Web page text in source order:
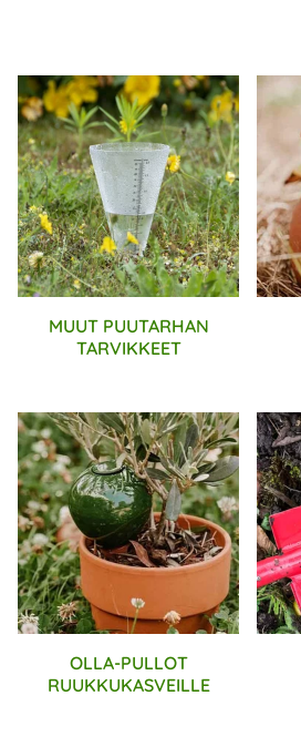
MUUT PUUTARHAN
TARVIKKEET
OLLA-PULLOT
RUUKKUKASVEILLE